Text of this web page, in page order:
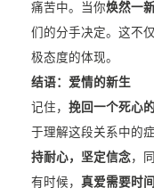
痛苦中。当你焕然一
们的分手决定。这不
极态度的体现。
结语： 爱情的新生
记住， 挽回一个死心
于理解这段关系中的
持耐心，坚定信念，
有时候， 真爱需要时